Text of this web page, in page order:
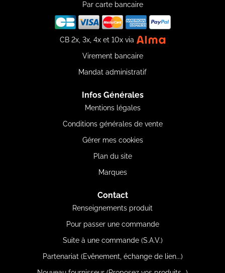
Par carte bancaire
CB 2x, 3x, 4x et 10x via
Virement bancaire
Mandat administratif
Infos Générales
Mentions légales
Conditions générales de vente
Gérer mes cookies
Plan du site
Marques
Contact
Renseignements produit
Pour passer une commande
Suite à une commande (S.A.V.)
Partenariat (Evênement, échange de lien...)